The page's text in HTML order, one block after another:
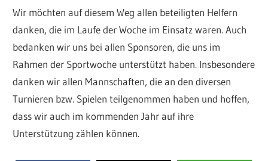
Wir möchten auf diesem Weg allen beteiligten Helfern
danken, die im Laufe der Woche im Einsatz waren. Auch
bedanken wir uns bei allen Sponsoren, die uns im
Rahmen der Sportwoche unterstützt haben. Insbesondere
danken wir allen Mannschaften, die an den diversen
Turnieren bzw. Spielen teilgenommen haben und hoffen,
dass wir auch im kommenden Jahr auf ihre
Unterstützung zählen können.